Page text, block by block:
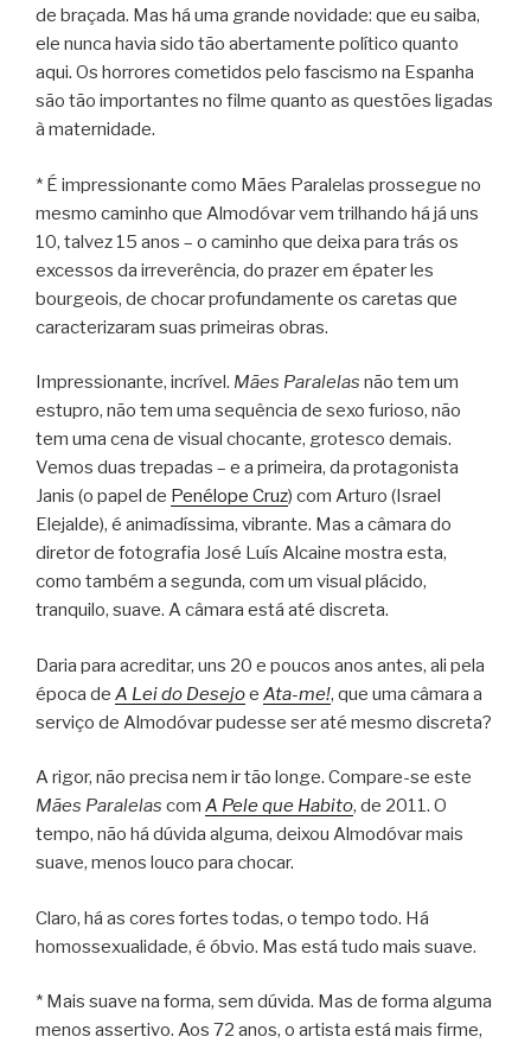
de braçada. Mas há uma grande novidade: que eu saiba,
ele nunca havia sido tão abertamente político quanto
aqui. Os horrores cometidos pelo fascismo na Espanha
são tão importantes no filme quanto as questões ligadas
à maternidade.
* É impressionante como Mães Paralelas prossegue no
mesmo caminho que Almodóvar vem trilhando há já uns
10, talvez 15 anos – o caminho que deixa para trás os
excessos da irreverência, do prazer em épater les
bourgeois, de chocar profundamente os caretas que
caracterizaram suas primeiras obras.
Impressionante, incrível. Mães Paralelas não tem um
estupro, não tem uma sequência de sexo furioso, não
tem uma cena de visual chocante, grotesco demais.
Vemos duas trepadas – e a primeira, da protagonista
Janis (o papel de Penélope Cruz) com Arturo (Israel
Elejalde), é animadíssima, vibrante. Mas a câmara do
diretor de fotografia José Luís Alcaine mostra esta,
como também a segunda, com um visual plácido,
tranquilo, suave. A câmara está até discreta.
Daria para acreditar, uns 20 e poucos anos antes, ali pela
época de A Lei do Desejoe Ata-me!, que uma câmara a
serviço de Almodóvar pudesse ser até mesmo discreta?
A rigor, não precisa nem ir tão longe. Compare-se este
Mães Paralelas com A Pele que Habito, de 2011. O
tempo, não há dúvida alguma, deixou Almodóvar mais
suave, menos louco para chocar.
Claro, há as cores fortes todas, o tempo todo. Há
homossexualidade, é óbvio. Mas está tudo mais suave.
* Mais suave na forma, sem dúvida. Mas de forma alguma
menos assertivo. Aos 72 anos, o artista está mais firme,